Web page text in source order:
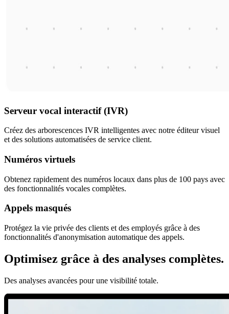
Serveur vocal interactif (IVR)
Créez des arborescences IVR intelligentes avec notre éditeur visuel
et des solutions automatisées de service client.
Numéros virtuels
Obtenez rapidement des numéros locaux dans plus de 100 pays avec
des fonctionnalités vocales complètes.
Appels masqués
Protégez la vie privée des clients et des employés grâce à des
fonctionnalités d'anonymisation automatique des appels.
Optimisez grâce à des analyses complètes.
Des analyses avancées pour une visibilité totale.